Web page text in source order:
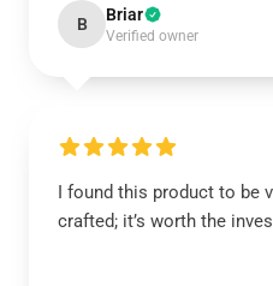
B Briar
Verified owner
I found this product to be
crafted; it’s worth the